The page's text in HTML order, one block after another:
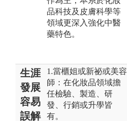
品科技及皮膚科學等
領域更深入強化中醫
藥特色。
生涯
發展
容易
誤解
1.當櫃姐或新祕或美容
師：在化妝品領域擔
任檢驗、製造、研
發、行銷或升學皆
有。